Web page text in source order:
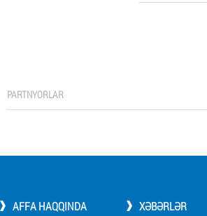
PARTNYORLAR
AFFA HAQQINDA XƏBƏRLƏR